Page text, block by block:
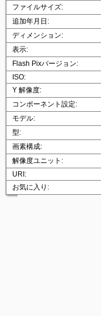
ファイルサイズ:
追加年月日:
ディメンション:
表示:
Flash Pixバージョン:
ISO:
Y 解像度:
コンポーネント設定:
モデル:
型:
画素構成:
解像度ユニット:
URI:
お気に入り: